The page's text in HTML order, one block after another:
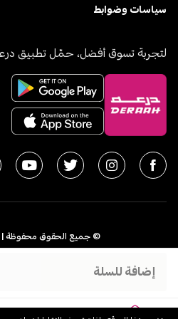
إضافة للسلة
سياسات وضوابط
لتجربة تسوق أفضل، حمّل تطبيق
© جميع الحقوق محفوظة |